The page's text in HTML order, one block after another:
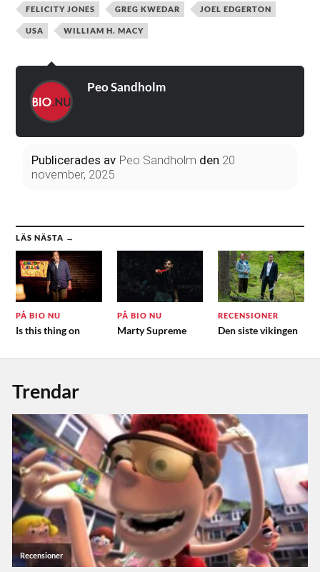
FELICITY JONES GREG KWEDAR JOEL EDGERTON
USA WILLIAM H. MACY
Peo Sandholm
Publicerades av Peo Sandholm den 20
november, 2025
LÄS NÄSTA →
PÅ BIO NU
Is this thing on
PÅ BIO NU
Marty Supreme
RECENSIONER
Den siste vikingen
Trendar